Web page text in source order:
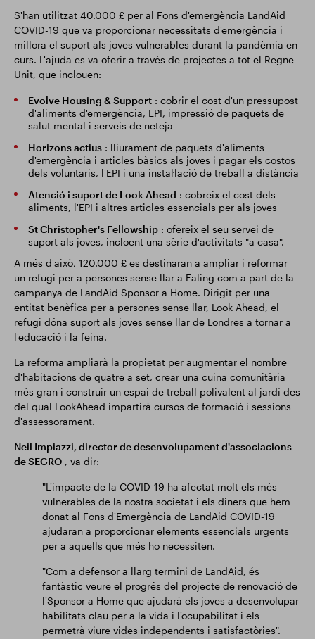
S'han utilitzat 40.000 £ per al Fons d'emergència LandAid
COVID-19 que va proporcionar necessitats d'emergència i
millora el suport als joves vulnerables durant la pandèmia en
curs. L'ajuda es va oferir a través de projectes a tot el Regne
Unit, que inclouen:
Evolve Housing & Support : cobrir el cost d'un pressupost
d'aliments d'emergència, EPI, impressió de paquets de
salut mental i serveis de neteja
Horizons actius : lliurament de paquets d'aliments
d'emergència i articles bàsics als joves i pagar els costos
dels voluntaris, l'EPI i una instal·lació de treball a distància
Atenció i suport de Look Ahead : cobreix el cost dels
aliments, l'EPI i altres articles essencials per als joves
St Christopher's Fellowship : ofereix el seu servei de
suport als joves, incloent una sèrie d'activitats "a casa".
A més d'això, 120.000 £ es destinaran a ampliar i reformar
un refugi per a persones sense llar a Ealing com a part de la
campanya de LandAid Sponsor a Home. Dirigit per una
entitat benèfica per a persones sense llar, Look Ahead, el
refugi dóna suport als joves sense llar de Londres a tornar a
l'educació i la feina.
La reforma ampliarà la propietat per augmentar el nombre
d'habitacions de quatre a set, crear una cuina comunitària
més gran i construir un espai de treball polivalent al jardí des
del qual LookAhead impartirà cursos de formació i sessions
d'assessorament.
Neil Impiazzi, director de desenvolupament d'associacions
de SEGRO , va dir:
"L'impacte de la COVID-19 ha afectat molt els més
vulnerables de la nostra societat i els diners que hem
donat al Fons d'Emergència de LandAid COVID-19
ajudaran a proporcionar elements essencials urgents
per a aquells que més ho necessiten.
"Com a defensor a llarg termini de LandAid, és
fantàstic veure el progrés del projecte de renovació de
l'Sponsor a Home que ajudarà els joves a desenvolupar
habilitats clau per a la vida i l'ocupabilitat i els
permetrà viure vides independents i satisfactòries".